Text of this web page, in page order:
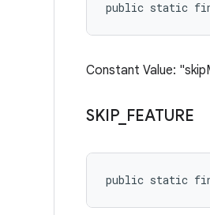
public static final
Constant Value:
SKIP_ FEATURE
public static